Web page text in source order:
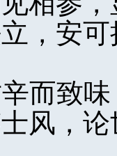
，安
而致味
风，